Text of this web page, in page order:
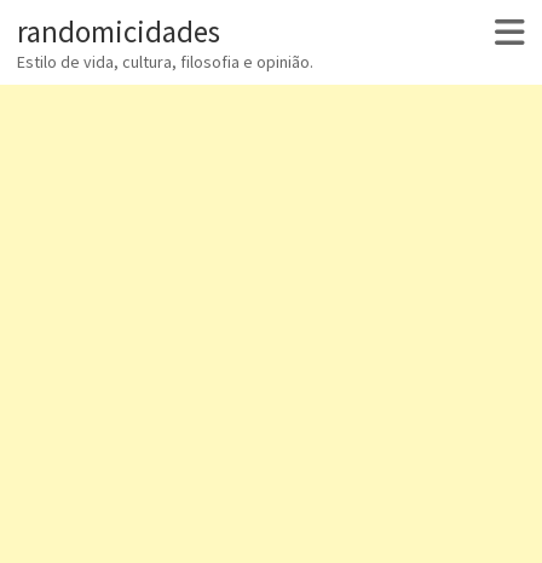
randomicidades
Estilo de vida, cultura, filosofia e opinião.